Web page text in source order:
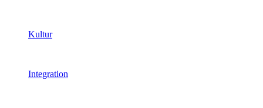
Kultur
Integration